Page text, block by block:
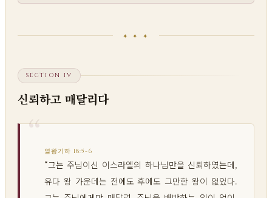
✦ ✦ ✦
SECTION IV
신뢰하고 매달리다
열왕기하 18:5-6
“그는 주님이신 이스라엘의 하나님만을 신뢰하였는데,
유다 왕 가운데는 전에도 후에도 그만한 왕이 없었다.